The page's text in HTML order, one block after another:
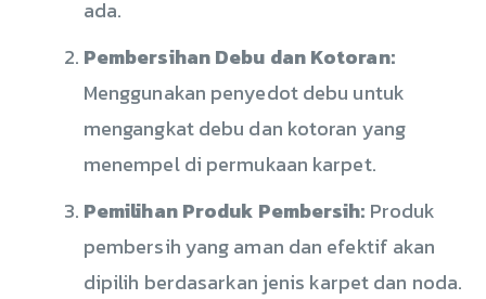
ada.
Pembersihan Debu dan Kotoran:
Menggunakan penyedot debu untuk
mengangkat debu dan kotoran yang
menempel di permukaan karpet.
Pemilihan Produk Pembersih: Produk
pembersih yang aman dan efektif akan
dipilih berdasarkan jenis karpet dan noda.